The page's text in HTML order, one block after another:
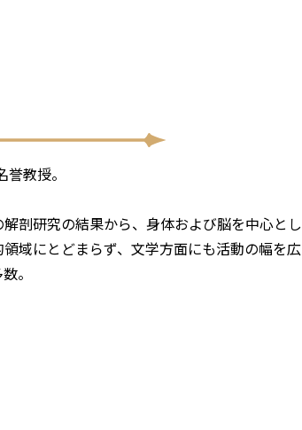
教授。
剖研究の結果から、身体および脳を中心とし
域にとどまらず、文学方面にも活動の幅を広
。